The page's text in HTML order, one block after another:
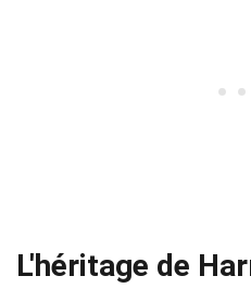
L'héritage de